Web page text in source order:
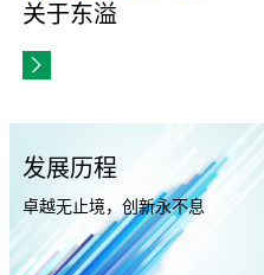
关于东溢
发展历程
卓越无止境，创新永不息